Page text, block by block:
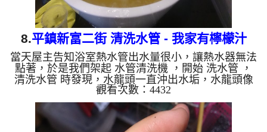
8.平鎮新富二街 清洗水管 - 我家有檸檬汁
當天屋主告知浴室熱水管出水量很小，讓熱水器無法
點著，於是我們架起 水管清洗機 ，開始 洗水管 ，
清洗水管 時發現，水龍頭一直沖出水垢，水龍頭像
是裝了飲料店的可樂桶，一直出現黃色檸檬汁， 水
管清洗 約兩小時，終於把浴室熱水水量問題處理完
成。 清洗水管 水管清洗 洗水管 熱水管堵塞 熱水忽
冷忽熱 ...
觀看次數：4432